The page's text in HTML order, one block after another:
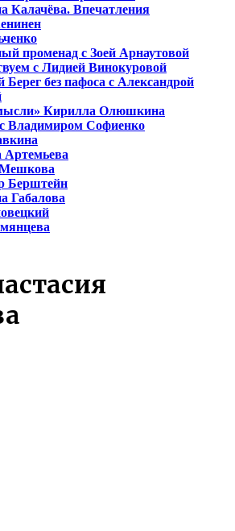
Калачёва. Впечатления
променад с Зоей Арнаутовой
с Лидией Винокуровой
без пафоса с Александрой
Кирилла Олюшкина
с Владимиром Софиенко
Артемьева
Берштейн
Габалова